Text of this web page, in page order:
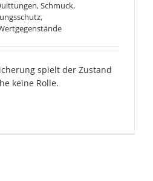
,Schmuck,
,
spielt der Zustand
keine Rolle.